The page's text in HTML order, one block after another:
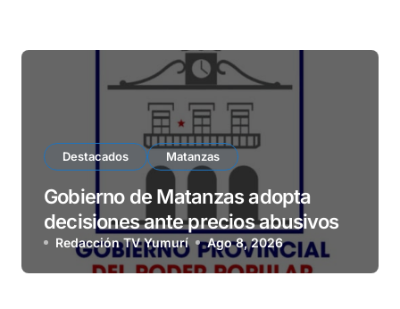
Destacados Matanzas
Gobierno de Matanzas adopta
decisiones ante precios abusivos
Redacción TV Yumurí Ago 8, 2026